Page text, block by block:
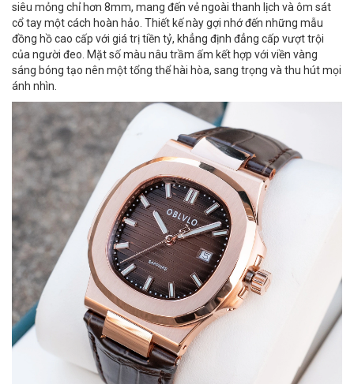
siêu mỏng chỉ hơn 8mm, mang đến vẻ ngoài thanh lịch và ôm sát
cổ tay một cách hoàn hảo. Thiết kế này gợi nhớ đến những mẫu
đồng hồ cao cấp với giá trị tiền tỷ, khẳng định đẳng cấp vượt trội
của người đeo. Mặt số màu nâu trầm ấm kết hợp với viền vàng
sáng bóng tạo nên một tổng thể hài hòa, sang trọng và thu hút mọi
ánh nhìn.